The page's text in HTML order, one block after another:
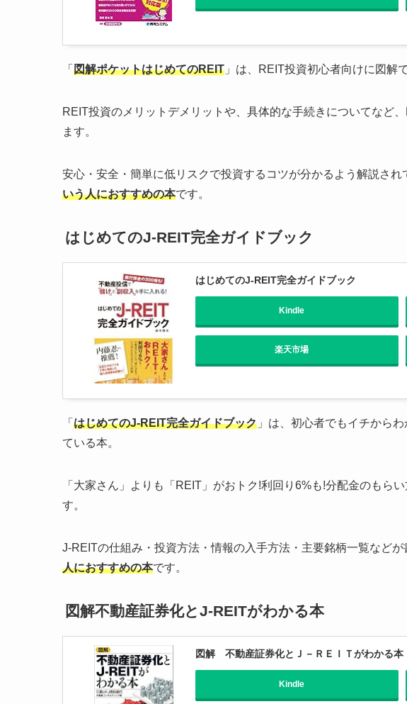
「 図解ポケットはじめてのREIT 」は、REIT投資初心者向けに図解
REIT投資のメリットデメリットや、具体的な手続きについてなど
ます。
安心・安全・簡単に低リスクで投資するコツが分かるよう解説され
いう人におすすめの本です。
はじめてのJ-REIT完全ガイドブック
はじめてのJ-REIT完全ガイドブック
Kindle
楽天市場
「 はじめてのJ-REIT完全ガイドブック 」は、初心者でもイチから
ている本。
「大家さん」よりも「REIT」がおトク!利回り6%も!分配金のもら
す。
J-REITの仕組み・投資方法・情報の入手方法・主要銘柄一覧などが
人におすすめの本です。
図解不動産証券化とJ-REITがわかる本
図解 不動産証券化とＪ－ＲＥＩＴがわかる本
Kindle